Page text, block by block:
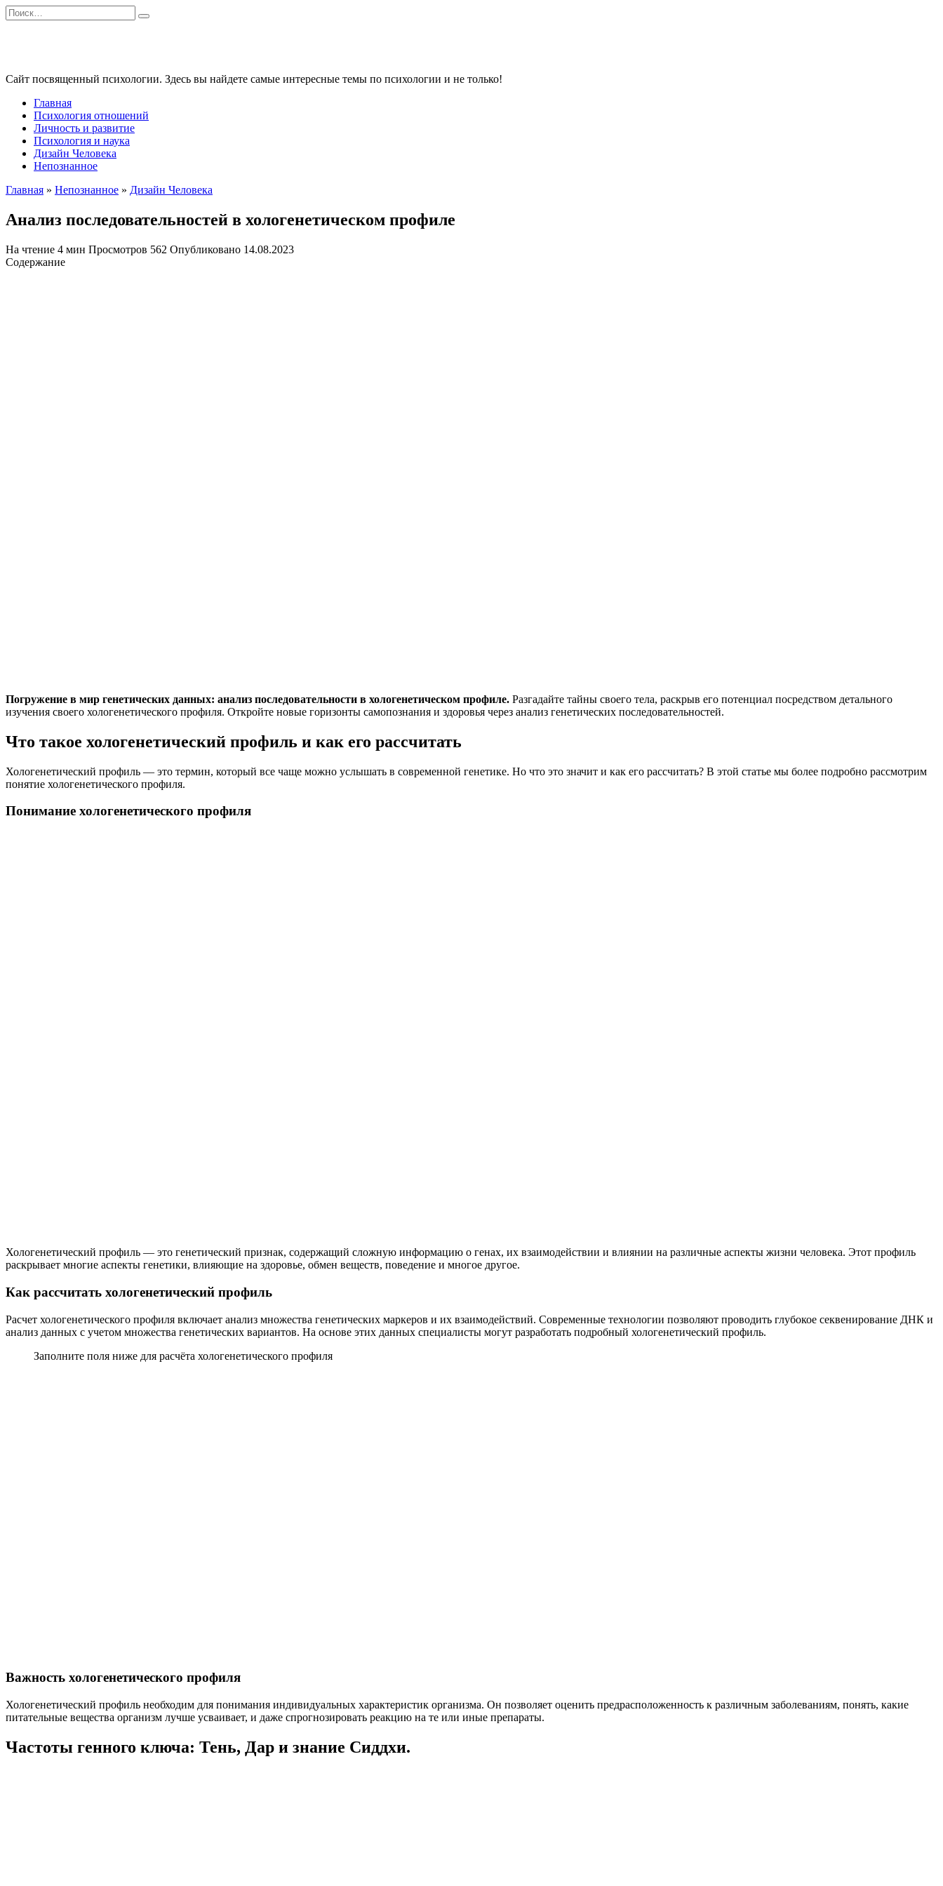
Перейти
к
Search
for:
Сайт посвященный психологии. Здесь вы найдете самые интересные темы по психологии и не только!
Главная
Психология отношений
Личность и развитие
Психология и наука
Дизайн Человека
Непознанное
Главная » Непознанное » Дизайн Человека
Анализ последовательностей в хологенетическом профиле
На чтение 4 мин Просмотров 562 Опубликовано 14.08.2023
Содержание
Погружение в мир генетических данных: анализ последовательности в хологенетическом профиле. Разгадайте тайны своего тела, раскрыв его потенциал посредством детального
изучения своего хологенетического профиля. Откройте новые горизонты самопознания и здоровья через анализ генетических последовательностей.
Что такое хологенетический профиль и как его рассчитать
Хологенетический профиль — это термин, который все чаще можно услышать в современной генетике. Но что это значит и как его рассчитать? В этой статье мы более подробно рассмотрим
понятие хологенетического профиля.
Понимание хологенетического профиля
Хологенетический профиль — это генетический признак, содержащий сложную информацию о генах, их взаимодействии и влиянии на различные аспекты жизни человека. Этот профиль
раскрывает многие аспекты генетики, влияющие на здоровье, обмен веществ, поведение и многое другое.
Как рассчитать хологенетический профиль
Расчет хологенетического профиля включает анализ множества генетических маркеров и их взаимодействий. Современные технологии позволяют проводить глубокое секвенирование ДНК и
анализ данных с учетом множества генетических вариантов. На основе этих данных специалисты могут разработать подробный хологенетический профиль.
Заполните поля ниже для расчёта хологенетического профиля
Важность хологенетического профиля
Хологенетический профиль необходим для понимания индивидуальных характеристик организма. Он позволяет оценить предрасположенность к различным заболеваниям, понять, какие
питательные вещества организм лучше усваивает, и даже спрогнозировать реакцию на те или иные препараты.
Частоты генного ключа: Тень, Дар и знание Сиддхи.